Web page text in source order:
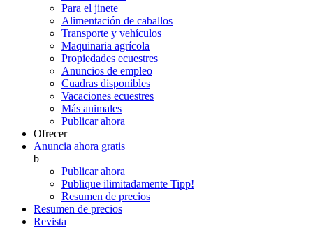
Para el jinete
Alimentación de caballos
Transporte y vehículos
Maquinaria agrícola
Propiedades ecuestres
Anuncios de empleo
Cuadras disponibles
Vacaciones ecuestres
Más animales
Publicar ahora
Ofrecer
Anuncia ahora gratis
b
Publicar ahora
Publique ilimitadamente Tipp!
Resumen de precios
Resumen de precios
Revista